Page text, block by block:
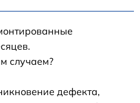
случаем?
дефекта,